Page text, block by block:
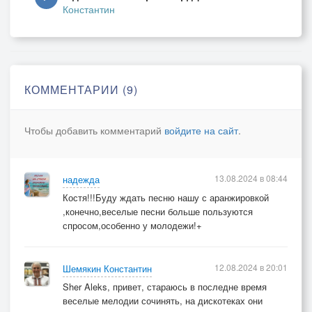
Если у нас любовь,
Константин
КОММЕНТАРИИ (9)
Чтобы добавить комментарий войдите на сайт.
надежда
Костя!!!Буду ждать песню нашу с аранжировкой
,конечно,веселые песни больше пользуются
спросом,особенно у молодежи!+
13.08.2024 в 08:44
Шемякин Константин
Sher Aleks, привет, стараюсь в последне время
веселые мелодии сочинять, на дискотеках они
12.08.2024 в 20:01